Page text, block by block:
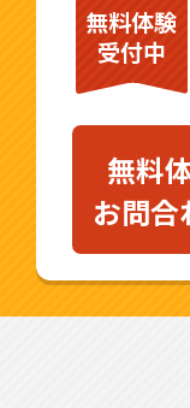
無料体験
受付中
無料
お問合